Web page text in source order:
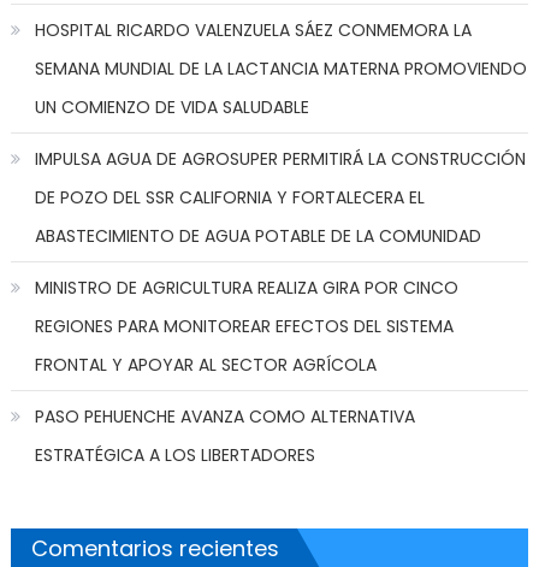
HOSPITAL RICARDO VALENZUELA SÁEZ CONMEMORA LA
SEMANA MUNDIAL DE LA LACTANCIA MATERNA PROMOVIENDO
UN COMIENZO DE VIDA SALUDABLE
IMPULSA AGUA DE AGROSUPER PERMITIRÁ LA CONSTRUCCIÓN
DE POZO DEL SSR CALIFORNIA Y FORTALECERA EL
ABASTECIMIENTO DE AGUA POTABLE DE LA COMUNIDAD
MINISTRO DE AGRICULTURA REALIZA GIRA POR CINCO
REGIONES PARA MONITOREAR EFECTOS DEL SISTEMA
FRONTAL Y APOYAR AL SECTOR AGRÍCOLA
PASO PEHUENCHE AVANZA COMO ALTERNATIVA
ESTRATÉGICA A LOS LIBERTADORES
Comentarios recientes